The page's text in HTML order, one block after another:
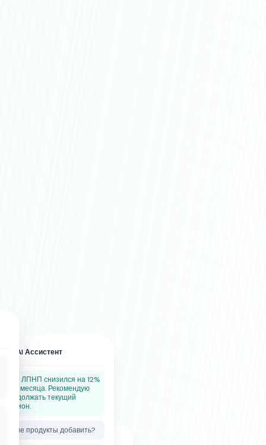
AI Ассистент
Ваш ЛПНП снизился на 12%
за 3 месяца. Рекомендую
продолжать текущий
рацион.
Какие продукты добавить?